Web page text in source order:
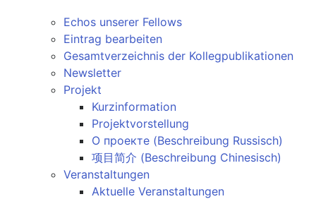
Echos unserer Fellows
Eintrag bearbeiten
Gesamtverzeichnis der Kollegpublikationen
Newsletter
Projekt
Kurzinformation
Projektvorstellung
О проекте (Beschreibung Russisch)
项目简介 (Beschreibung Chinesisch)
Veranstaltungen
Aktuelle Veranstaltungen